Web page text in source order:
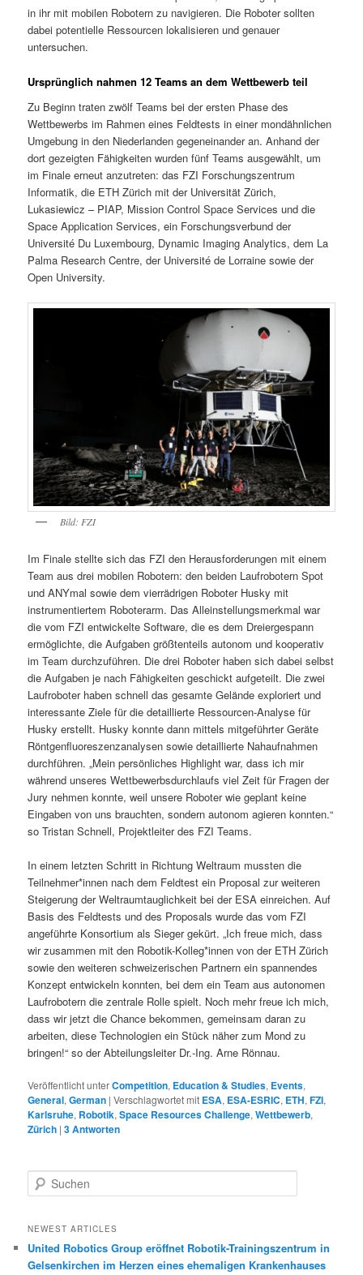
in ihr mit mobilen Robotern zu navigieren. Die Roboter sollten
dabei potentielle Ressourcen lokalisieren und genauer
untersuchen.
Ursprünglich nahmen 12 Teams an dem Wettbewerb teil
Zu Beginn traten zwölf Teams bei der ersten Phase des
Wettbewerbs im Rahmen eines Feldtests in einer mondähnlichen
Umgebung in den Niederlanden gegeneinander an. Anhand der
dort gezeigten Fähigkeiten wurden fünf Teams ausgewählt, um
im Finale erneut anzutreten: das FZI Forschungszentrum
Informatik, die ETH Zürich mit der Universität Zürich,
Lukasiewicz – PIAP, Mission Control Space Services und die
Space Application Services, ein Forschungsverbund der
Université Du Luxembourg, Dynamic Imaging Analytics, dem La
Palma Research Centre, der Université de Lorraine sowie der
Open University.
Bild: FZI
Im Finale stellte sich das FZI den Herausforderungen mit einem
Team aus drei mobilen Robotern: den beiden Laufrobotern Spot
und ANYmal sowie dem vierrädrigen Roboter Husky mit
instrumentiertem Roboterarm. Das Alleinstellungsmerkmal war
die vom FZI entwickelte Software, die es dem Dreiergespann
ermöglichte, die Aufgaben größtenteils autonom und kooperativ
im Team durchzuführen. Die drei Roboter haben sich dabei selbst
die Aufgaben je nach Fähigkeiten geschickt aufgeteilt. Die zwei
Laufroboter haben schnell das gesamte Gelände exploriert und
interessante Ziele für die detaillierte Ressourcen-Analyse für
Husky erstellt. Husky konnte dann mittels mitgeführter Geräte
Röntgenfluoreszenzanalysen sowie detaillierte Nahaufnahmen
durchführen. „Mein persönliches Highlight war, dass ich mir
während unseres Wettbewerbsdurchlaufs viel Zeit für Fragen der
Jury nehmen konnte, weil unsere Roboter wie geplant keine
Eingaben von uns brauchten, sondern autonom agieren konnten.“
so Tristan Schnell, Projektleiter des FZI Teams.
In einem letzten Schritt in Richtung Weltraum mussten die
Teilnehmer*innen nach dem Feldtest ein Proposal zur weiteren
Steigerung der Weltraumtauglichkeit bei der ESA einreichen. Auf
Basis des Feldtests und des Proposals wurde das vom FZI
angeführte Konsortium als Sieger gekürt. „Ich freue mich, dass
wir zusammen mit den Robotik-Kolleg*innen von der ETH Zürich
sowie den weiteren schweizerischen Partnern ein spannendes
Konzept entwickeln konnten, bei dem ein Team aus autonomen
Laufrobotern die zentrale Rolle spielt. Noch mehr freue ich mich,
dass wir jetzt die Chance bekommen, gemeinsam daran zu
arbeiten, diese Technologien ein Stück näher zum Mond zu
bringen!“ so der Abteilungsleiter Dr.-Ing. Arne Rönnau.
Veröffentlicht unterCompetition, Education & Studies, Events,
General,German |Verschlagwortet mit ESA, ESA-ESRIC, ETH,FZI,
Karlsruhe, Robotik,Space Resources Challenge,Wettbewerb,
Zürich |3Antworten
u
h
n
NEWEST ARTICLES
United Robotics Group eröffnet Robotik-Trainingszentrum in
Gelsenkirchen im Herzen eines ehemaligen Krankenhauses